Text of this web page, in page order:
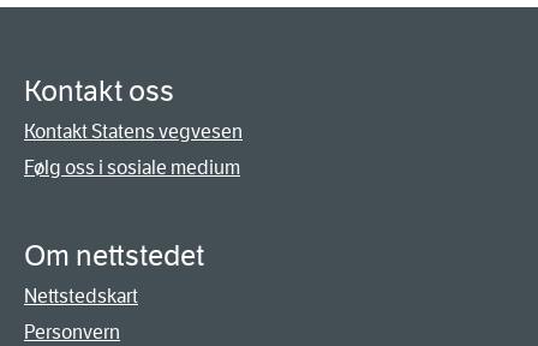
Kontakt oss
Kontakt Statens vegvesen
Følg oss i sosiale medium
Om nettstedet
Nettstedskart
Personvern